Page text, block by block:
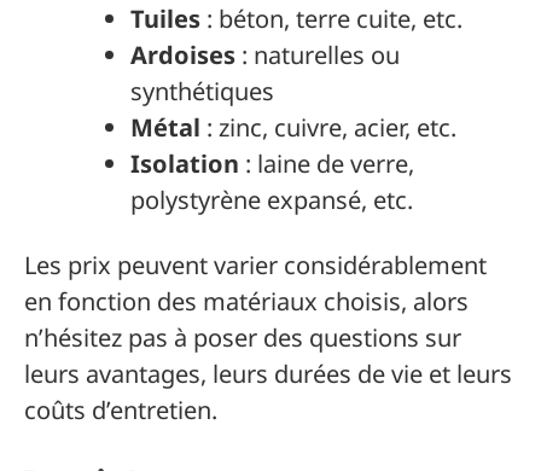
Tuiles : béton, terre cuite, etc.
Ardoises : naturelles ou
synthétiques
Métal : zinc, cuivre, acier, etc.
Isolation : laine de verre,
polystyrène expansé, etc.
Les prix peuvent varier considérablement
en fonction des matériaux choisis, alors
n’hésitez pas à poser des questions sur
leurs avantages, leurs durées de vie et leurs
coûts d’entretien.